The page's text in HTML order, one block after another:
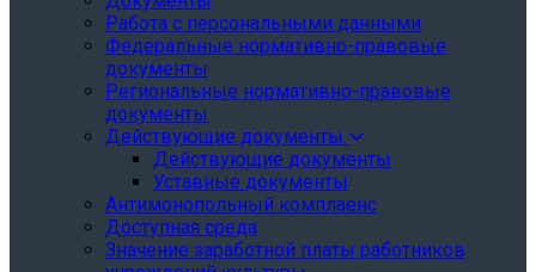
Работа с персональными данными
Федеральные нормативно-правовые
документы
Региональные нормативно-правовые
документы
Действующие документы
Действующие документы
Уставные документы
Антимонопольный комплаенс
Доступная среда
Значение заработной платы работников